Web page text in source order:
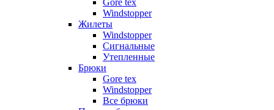
Gore tex
Windstopper
Жилеты
Windstopper
Сигнальные
Утепленные
Брюки
Gore tex
Windstopper
Все брюки